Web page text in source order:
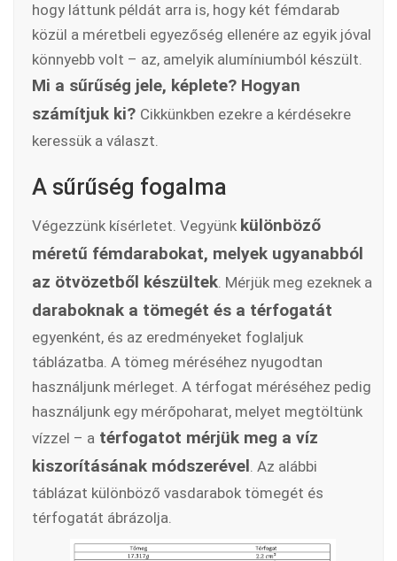
hogy láttunk példát arra is, hogy két fémdarab
közül a méretbeli egyezőség ellenére az egyik jóval
könnyebb volt – az, amelyik alumíniumból készült.
Mi a sűrűség jele, képlete? Hogyan
számítjuk ki? Cikkünkben ezekre a kérdésekre
keressük a választ.
A sűrűség fogalma
Végezzünk kísérletet. Vegyünk különböző
méretű fémdarabokat, melyek ugyanabból
az ötvözetből készültek. Mérjük meg ezeknek a
daraboknak a tömegét és a térfogatát
egyenként, és az eredményeket foglaljuk
táblázatba. A tömeg méréséhez nyugodtan
használjunk mérleget. A térfogat méréséhez pedig
használjunk egy mérőpoharat, melyet megtöltünk
vízzel – a térfogatot mérjük meg a víz
kiszorításának módszerével. Az alábbi
táblázat különböző vasdarabok tömegét és
térfogatát ábrázolja.